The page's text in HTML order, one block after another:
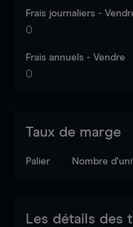
Frais journaliers -
0
Frais annuels - Vendre
0
Taux de marge
Palier Nombre
Les détails des